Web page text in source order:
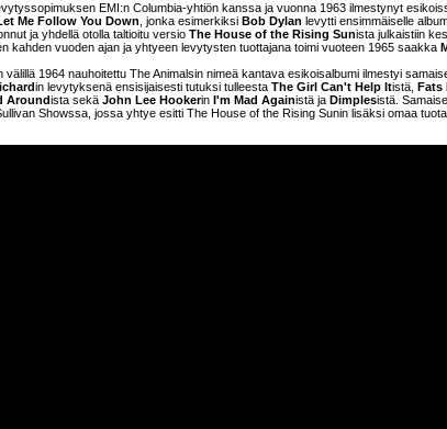
EMI:n Columbia-yhtiön kanssa ja vuonna 1963 ilmestynyt
Me Follow You Down, jonka esimerkiksi Bob Dylan levytti ensimmäiselle
ja yhdellä otolla taltioitu versio The House of the Rising Sunista julkaistiin
kahden vuoden ajan ja yhtyeen levytysten tuottajana toimi vuoteen 1965 saakka
välillä 1964 nauhoitettu The Animalsin nimeä kantava esikoisalbumi ilmestyi
in levytyksenä ensisijaisesti tutuksi tulleesta The Girl Can't Help Itistä, Fats
Aroundista sekä John Lee Hookerin I'm Mad Againistä ja Dimplesistä.
Showssa, jossa yhtye esitti The House of the Rising Sunin lisäksi omaa